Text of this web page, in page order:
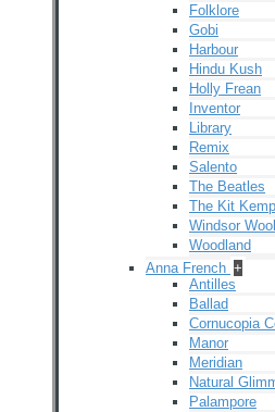
Folklore
Gobi
Harbour
Hindu Kush
Holly Frean
Inventor
Library
Remix
Salento
The Beatles
The Kit Kemp
Windsor
Woodland
Anna French +
Antilles
Ballad
Cornucopia
Manor
Meridian
Natural
Palampore